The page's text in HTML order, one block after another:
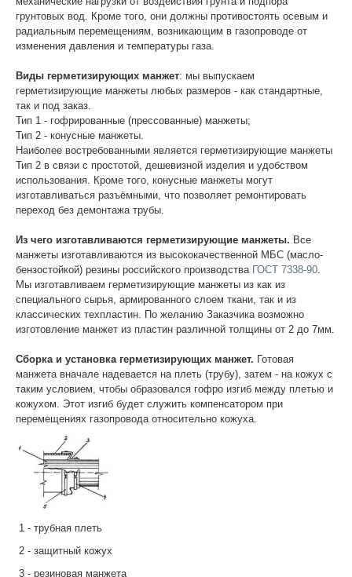
грунтовых вод. Кроме того, они должны противостоять осевым и
радиальным перемещениям, возникающим в газопроводе от
изменения давления и температуры газа.
Виды герметизирующих манжет: мы выпускаем
герметизирующие манжеты любых размеров - как стандартные,
так и под заказ.
Тип 1 - гофрированные (прессованные) манжеты;
Тип 2 - конусные манжеты.
Наиболее востребованными является герметизирующие манжеты
Тип 2 в связи с простотой, дешевизной изделия и удобством
использования. Кроме того, конусные манжеты могут
изготавливаться разъёмными, что позволяет ремонтировать
переход без демонтажа трубы.
Из чего изготавливаются герметизирующие манжеты. Все
манжеты изготавливаются из высококачественной МБС (масло-
бензостойкой) резины российского производства ГОСТ 7338-90
Мы изготавливаем герметизирующие манжеты из как из
специального сырья, армированного слоем ткани, так и из
классических техпластин. По желанию Заказчика возможно
изготовление манжет из пластин различной толщины от 2 до 7мм.
Сборка и установка герметизирующих манжет. Готовая
манжета вначале надевается на плеть (трубу), затем - на кожух с
таким условием, чтобы образовался гофро изгиб между плетью и
кожухом. Этот изгиб будет служить компенсатором при
перемещениях газопровода относительно кожуха.
1 - трубная плеть
2 - защитный кожух
3 - резиновая манжета